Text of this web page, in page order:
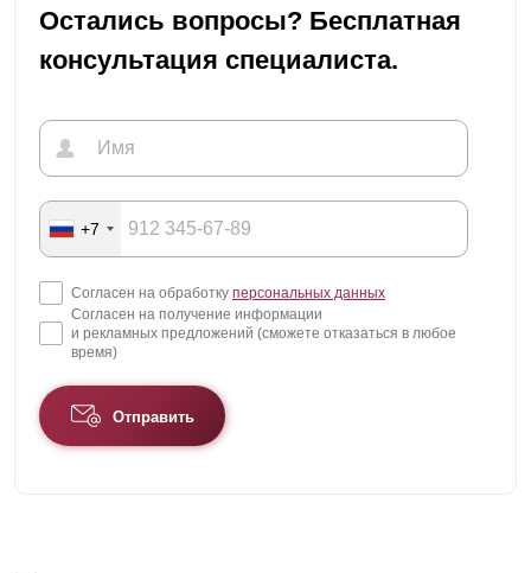
Остались вопросы? Бесплатная
консультация специалиста.
+7
Согласен на обработку персональных данных
Согласен на получение информации
и рекламных предложений (сможете отказаться в любое
время)
Отправить